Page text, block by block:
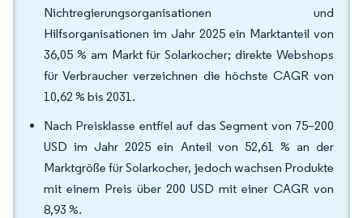
Nichtregierungsorganisationen und
Hilfsorganisationen im Jahr 2025 ein Marktanteil von
36,05 % am Markt für Solarkocher; direkte Webshops
für Verbraucher verzeichnen die höchste CAGR von
10,62 % bis 2031.
Nach Preisklasse entfiel auf das Segment von 75–200
USD im Jahr 2025 ein Anteil von 52,61 % an der
Marktgröße für Solarkocher, jedoch wachsen Produkte
mit einem Preis über 200 USD mit einer CAGR von
8,93 %.